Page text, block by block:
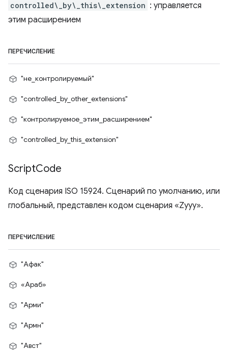
controlled\_by\_this\_extension : управляется
этим расширением
ПЕРЕЧИСЛЕНИЕ
"не_контролируемый"
"controlled_by_other_extensions"
"контролируемое_этим_расширением"
"controlled_by_this_extension"
ScriptCode
Код сценария ISO 15924. Сценарий по умолчанию, или
глобальный, представлен кодом сценария «Zyyy».
ПЕРЕЧИСЛЕНИЕ
"Афак"
«Араб»
"Арми"
"Армн"
"Авст"